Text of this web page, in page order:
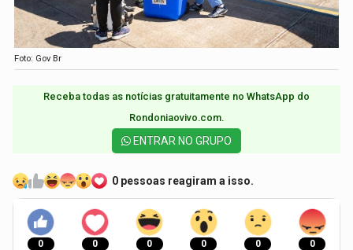
Foto: Gov Br
Receba todas as notícias gratuitamente no WhatsApp do
Rondoniaovivo.com.​
ENTRAR NO GRUPO
0 pessoas reagiram a isso.
0 0 0 0 0 0